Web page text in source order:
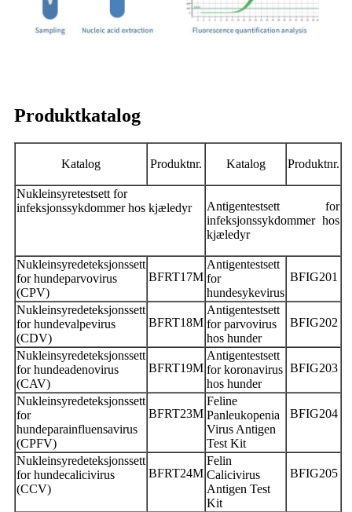
Produktkatalog
Katalog Produktnr. Katalog Produktnr.
Nukleinsyretestsett for
infeksjonssykdommer hos kjæledyr
Antigentestsett for
infeksjonssykdommer hos
kjæledyr
Nukleinsyredeteksjonssett
for hundeparvovirus
(CPV)
BFRT17M
Antigentestsett
for
hundesykevirus
BFIG201
Nukleinsyredeteksjonssett
for hundevalpevirus
(CDV)
BFRT18M
Antigentestsett
for parvovirus
hos hunder
BFIG202
Nukleinsyredeteksjonssett
for hundeadenovirus
(CAV)
BFRT19M
Antigentestsett
for koronavirus
hos hunder
BFIG203
Nukleinsyredeteksjonssett
for
hundeparainfluensavirus
(CPFV)
BFRT23M
Feline
Panleukopenia
Virus Antigen
Test Kit
BFIG204
Nukleinsyredeteksjonssett
for hundecalicivirus
(CCV)
BFRT24M
Felin
Calicivirus
Antigen Test
Kit
BFIG205